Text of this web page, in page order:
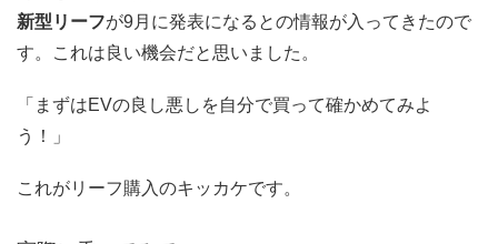
新型リーフが9月に発表になるとの情報が入ってきたので
す。これは良い機会だと思いました。
「まずはEVの良し悪しを自分で買って確かめてみよ
う！」
これがリーフ購入のキッカケです。